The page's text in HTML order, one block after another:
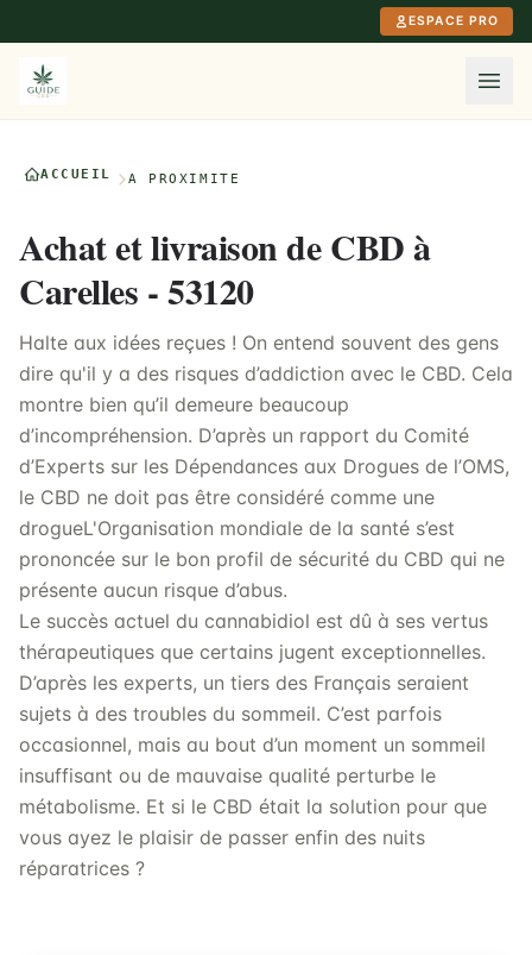
ESPACE PRO
ACCUEIL À PROXIMITÉ
Achat et livraison de CBD à
Carelles - 53120
Halte aux idées reçues ! On entend souvent des gens
dire qu'il y a des risques d’addiction avec le CBD. Cela
montre bien qu’il demeure beaucoup
d’incompréhension. D’après un rapport du Comité
d’Experts sur les Dépendances aux Drogues de l’OMS,
le CBD ne doit pas être considéré comme une
drogueL'Organisation mondiale de la santé s’est
prononcée sur le bon profil de sécurité du CBD qui ne
présente aucun risque d’abus.
Le succès actuel du cannabidiol est dû à ses vertus
thérapeutiques que certains jugent exceptionnelles.
D’après les experts, un tiers des Français seraient
sujets à des troubles du sommeil. C’est parfois
occasionnel, mais au bout d’un moment un sommeil
insuffisant ou de mauvaise qualité perturbe le
métabolisme. Et si le CBD était la solution pour que
vous ayez le plaisir de passer enfin des nuits
réparatrices ?